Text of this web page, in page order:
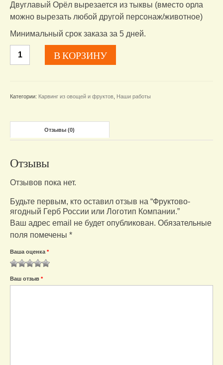
Двуглавый Орёл вырезается из тыквы (вместо орла
можно вырезать любой другой персонаж/животное)
Минимальный срок заказа за 5 дней.
товара
России
Компании.
В КОРЗИНУ
Категории: Карвинг из овощей и фруктов Наши работы
Отзывы (0)
Отзывы
Отзывов пока нет.
Будьте первым, кто оставил отзыв на “Фруктово-
ягодный Герб России или Логотип Компании.”
Ваш адрес email не будет опубликован. Обязательные
поля помечены *
Ваша оценка *
Ваш отзыв *